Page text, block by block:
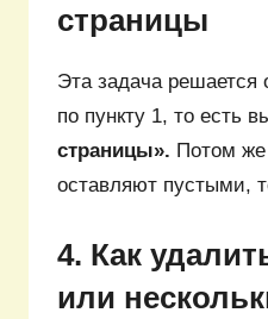
страницы
Эта задача
по пункту 1, то есть
страницы». Потом же
оставляют пустыми,
4. Как
или